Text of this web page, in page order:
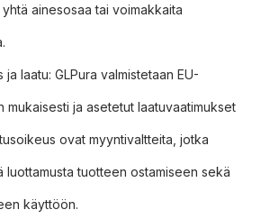
ainesosaa tai voimakkaita
ja laatu: GLPura valmistetaan EU-
mukaisesti ja asetetut laatuvaatimukset
ovat myyntivaltteita, jotka
luottamusta tuotteen ostamiseen sekä
käyttöön.